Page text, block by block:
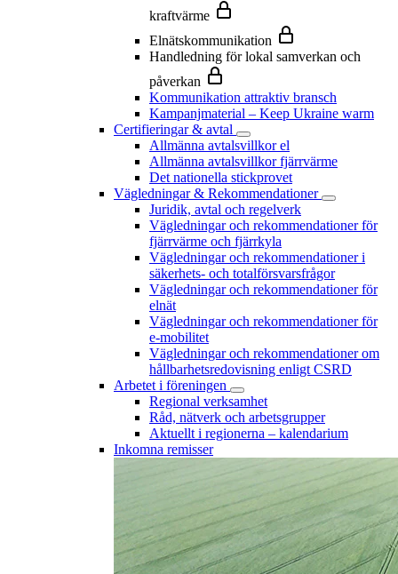
kraftvärme
Elnätskommunikation
Handledning för lokal samverkan och
påverkan
Kommunikation attraktiv bransch
Kampanjmaterial – Keep Ukraine warm
Certifieringar & avtal
Allmänna avtalsvillkor el
Allmänna avtalsvillkor fjärrvärme
Det nationella stickprovet
Vägledningar & Rekommendationer
Juridik, avtal och regelverk
Vägledningar och rekommendationer för
fjärrvärme och fjärrkyla
Vägledningar och rekommendationer i
säkerhets- och totalförsvarsfrågor
Vägledningar och rekommendationer för
elnät
Vägledningar och rekommendationer för
e-mobilitet
Vägledningar och rekommendationer om
hållbarhetsredovisning enligt CSRD
Arbetet i föreningen
Regional verksamhet
Råd, nätverk och arbetsgrupper
Aktuellt i regionerna – kalendarium
Inkomna remisser